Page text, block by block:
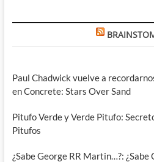
Paul Chadwick vuelve a
en Concrete: Stars Over Sand
Pitufo Verde y Verde Pitufo:
Pitufos
¿Sabe George RR Martin…?: